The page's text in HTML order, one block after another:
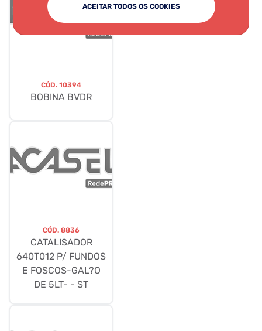
ACEITAR TODOS OS COOKIES
CÓD. 10394
BOBINA BVDR
CÓD. 8836
CATALISADOR
640T012 P/ FUNDOS
E FOSCOS-GAL?O
DE 5LT- - ST